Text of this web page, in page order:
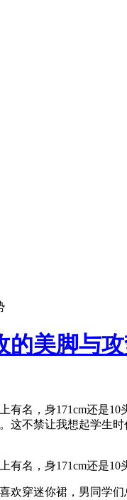
的美脚与
有名，身171cm还是
这不禁让我想起学生
有名，身171cm还是
欢穿迷你裙，男同学